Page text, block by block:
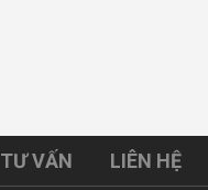
TƯ VẤN LIÊN HỆ